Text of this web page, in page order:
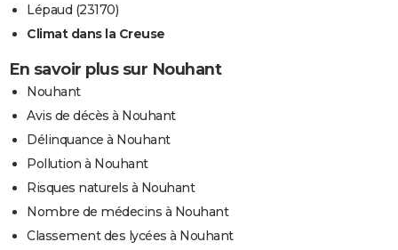
Lépaud (23170)
Climat dans la Creuse
En savoir plus sur Nouhant
Nouhant
Avis de décès à Nouhant
Délinquance à Nouhant
Pollution à Nouhant
Risques naturels à Nouhant
Nombre de médecins à Nouhant
Classement des lycées à Nouhant